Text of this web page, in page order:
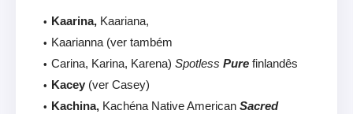
Kaarina, Kaariana,
Kaarianna (ver também
Carina, Karina, Karena) Spotless Pure finlandês
Kacey (ver Casey)
Kachina, Kachéna Native American Sacred